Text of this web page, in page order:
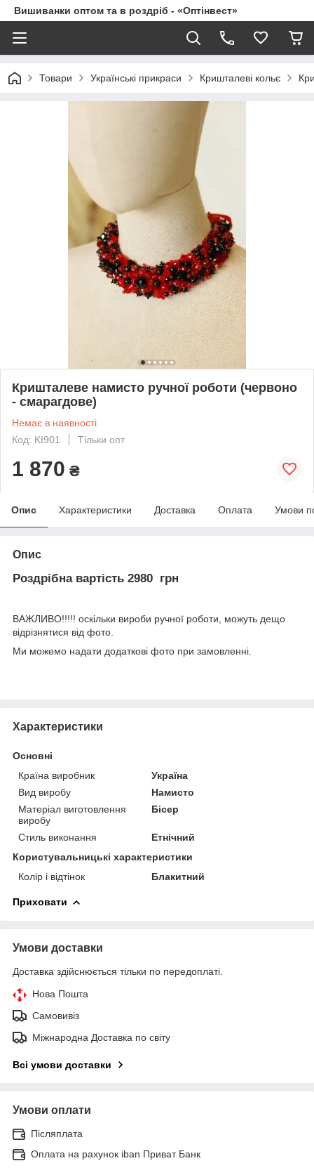
Вишиванки оптом та в роздріб - «Оптінвест»
Товари Українські прикраси Кришталеві кольє
Кришталеве намисто ручної роботи (червоно
- смарагдове)
Немає в наявності
Код: KI901
Тільки опт
1 870 ₴
Опис Характеристики Доставка Оплата Умови
Опис
Роздрібна вартість 2980 грн
ВАЖЛИВО!!!!! оскільки вироби ручної роботи, можуть дещо
відрізнятися від фото.
Ми можемо надати додаткові фото при замовленні.
Характеристики
Основні
Країна виробник
Україна
Вид виробу
Намисто
Матеріал виготовлення
виробу
Бісер
Стиль виконання
Етнічний
Користувальницькі характеристики
Колір і відтінок
Блакитний
Приховати
Умови доставки
Доставка здійснюється тільки по передоплаті.
Нова Пошта
Самовивіз
Міжнародна Доставка по світу
Всі умови доставки
Умови оплати
Післяплата
Оплата на рахунок iban Приват Банк